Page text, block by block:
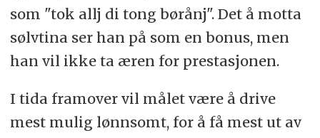
som "tok allj di tong børånj". Det å motta
sølvtina ser han på som en bonus, men
han vil ikke ta æren for prestasjonen.
I tida framover vil målet være å drive
mest mulig lønnsomt, for å få mest ut av